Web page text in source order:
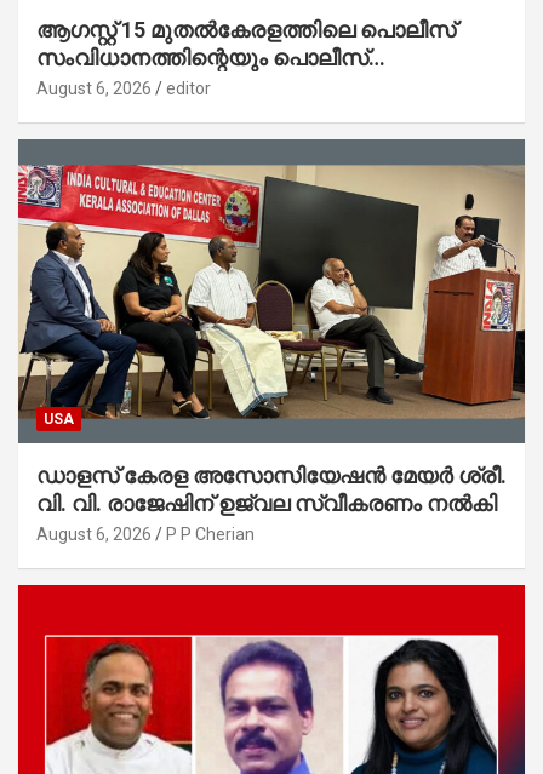
ആഗസ്റ്റ് 15 മുതല്‍കേരളത്തിലെ പൊലീസ്
സംവിധാനത്തിന്റെയും പൊലീസ്
സ്റ്റേഷനുകളുടെയും മുഖഛായ മാറുകയാണ് :
August 6, 2026 editor
USA
ഡാളസ് കേരള അസോസിയേഷൻ മേയർ ശ്രീ.
വി. വി. രാജേഷിന് ഉജ്വല സ്വീകരണം നൽകി
August 6, 2026 P P Cherian